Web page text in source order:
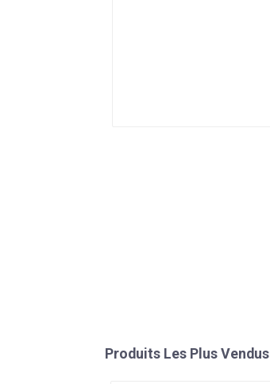
Produits Les Plus Vendus